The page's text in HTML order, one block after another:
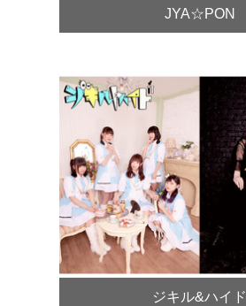
JYA☆PON
ジキル&ハイド